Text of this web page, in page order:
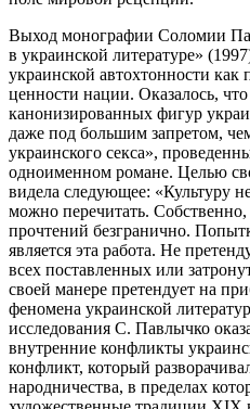
Выход монографии Соломии
в украинской литературе»
украинской автохтонности как
ценности нации. Оказалось, что
канонизированных фигур
даже под большим запретом,
украинского секса»,
одноименном романе. Целью
видела следующее: «Культуру
можно перечитать.
прочтений безгранично.
является эта работа. Не
всех поставленных или
своей манере претендует на
феномена украинской
исследования С. Павлычко
внутренние конфликты
конфликт, который
народничества, в пределах